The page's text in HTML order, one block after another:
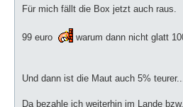
i
g
Für mich fällt die Box jetzt auch raus.
99 euro warum dann nicht glatt
Und dann ist die Maut auch 5%
Da bezahle ich weiterhin im Lande